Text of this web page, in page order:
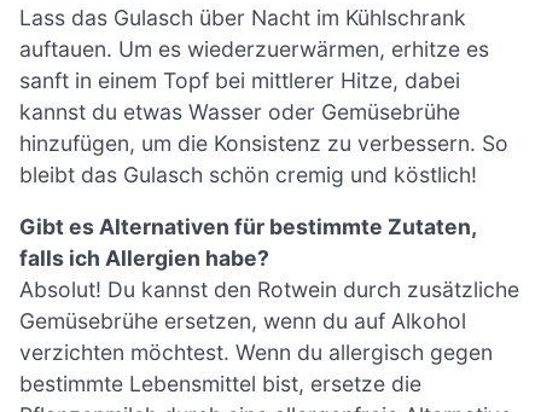
Lass das Gulasch über Nacht im Kühlschrank
auftauen. Um es wiederzuerwärmen, erhitze es
sanft in einem Topf bei mittlerer Hitze, dabei
kannst du etwas Wasser oder Gemüsebrühe
hinzufügen, um die Konsistenz zu verbessern. So
bleibt das Gulasch schön cremig und köstlich!
Gibt es Alternativen für bestimmte Zutaten,
falls ich Allergien habe?
Absolut! Du kannst den Rotwein durch zusätzliche
Gemüsebrühe ersetzen, wenn du auf Alkohol
verzichten möchtest. Wenn du allergisch gegen
bestimmte Lebensmittel bist, ersetze die